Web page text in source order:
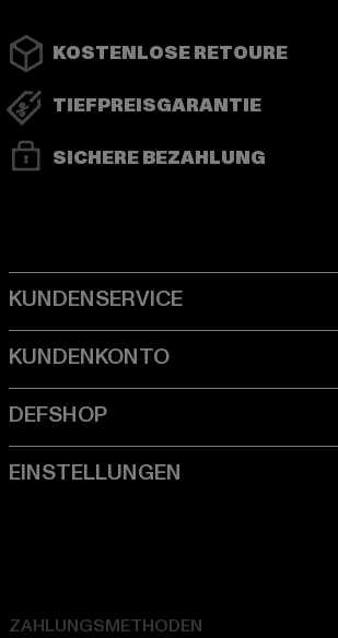
KOSTENLOSE RETOURE
TIEFPREISGARANTIE
SICHERE BEZAHLUNG
ZAHLUNGSMETHODEN